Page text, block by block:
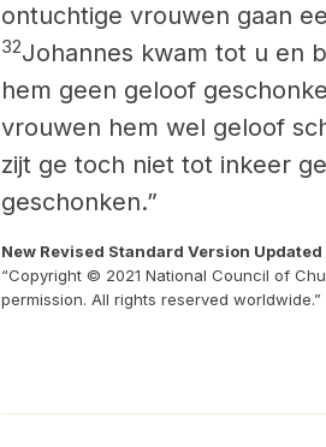
ontuchtige vrouwen gaan
32Johannes kwam tot u en
hem geen geloof
vrouwen hem wel geloof
zijt ge toch niet tot inkeer
geschonken.”
New Revised Standard Version Updated
“Copyright © 2021 National Council of
permission. All rights reserved worldwide.”